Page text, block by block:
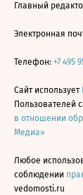
Главный
Электронная
Телефон: +7 495
Сайт использует
Пользователей
в отношении
Медиа»
Любое
соблюдении
vedomosti.ru